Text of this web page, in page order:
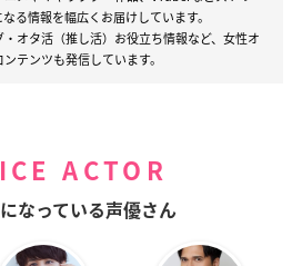
る情報を幅広くお届けしています。
オタ活（推し活）お役立ち情報など、女性オ
テンツも発信しています。
ACTOR
なっている声優さん